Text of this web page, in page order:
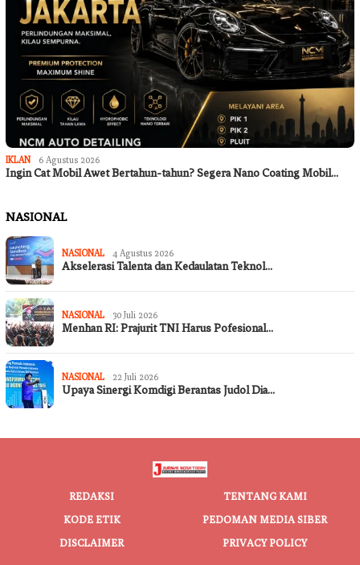
IKLAN 6 Agustus 2026
Ingin Cat Mobil Awet Bertahun-tahun? Segera Nano Coating Mobil…
NASIONAL
NASIONAL 4 Agustus 2026
Akselerasi Talenta dan Kedaulatan Teknol…
NASIONAL 30 Juli 2026
Menhan RI: Prajurit TNI Harus Pofesional…
NASIONAL 22 Juli 2026
Upaya Sinergi Komdigi Berantas Judol Dia…
REDAKSI
TENTANG KAMI
KODE ETIK
PEDOMAN MEDIA SIBER
DISCLAIMER
PRIVACY POLICY